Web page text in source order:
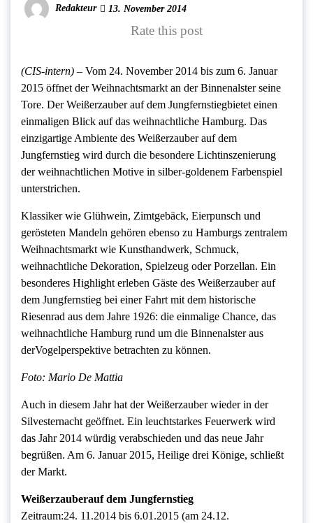
Redakteur 13. November 2014
Rate this post
(CIS-intern) – Vom 24. November 2014 bis zum 6. Januar
2015 öffnet der Weihnachtsmarkt an der Binnenalster seine
Tore. Der Weißerzauber auf dem Jungfernstiegbietet einen
einmaligen Blick auf das weihnachtliche Hamburg. Das
einzigartige Ambiente des Weißerzauber auf dem
Jungfernstieg wird durch die besondere Lichtinszenierung
der weihnachtlichen Motive in silber-goldenem Farbenspiel
unterstrichen.
Klassiker wie Glühwein, Zimtgebäck, Eierpunsch und
gerösteten Mandeln gehören ebenso zu Hamburgs zentralem
Weihnachtsmarkt wie Kunsthandwerk, Schmuck,
weihnachtliche Dekoration, Spielzeug oder Porzellan. Ein
besonderes Highlight erleben Gäste des Weißerzauber auf
dem Jungfernstieg bei einer Fahrt mit dem historische
Riesenrad aus dem Jahre 1926: die einmalige Chance, das
weihnachtliche Hamburg rund um die Binnenalster aus
derVogelperspektive betrachten zu können.
Foto: Mario De Mattia
Auch in diesem Jahr hat der Weißerzauber wieder in der
Silvesternacht geöffnet. Ein leuchtstarkes Feuerwerk wird
das Jahr 2014 würdig verabschieden und das neue Jahr
begrüßen. Am 6. Januar 2015, Heilige drei Könige, schließt
der Markt.
Weißerzauberauf dem Jungfernstieg
Zeitraum:24. 11.2014 bis 6.01.2015 (am 24.12.